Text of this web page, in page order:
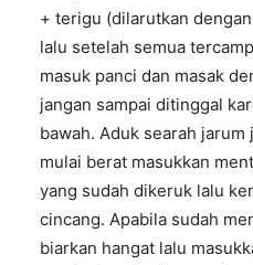
+ terigu (dilarutkan
lalu setelah semua
masuk panci dan masak
jangan sampai ditinggal
bawah. Aduk searah
mulai berat masukkan
yang sudah dikeruk lalu
cincang. Apabila sudah
biarkan hangat lalu